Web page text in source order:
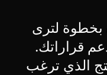
بخطوة لترى
قراراتك.
الذي ترغب